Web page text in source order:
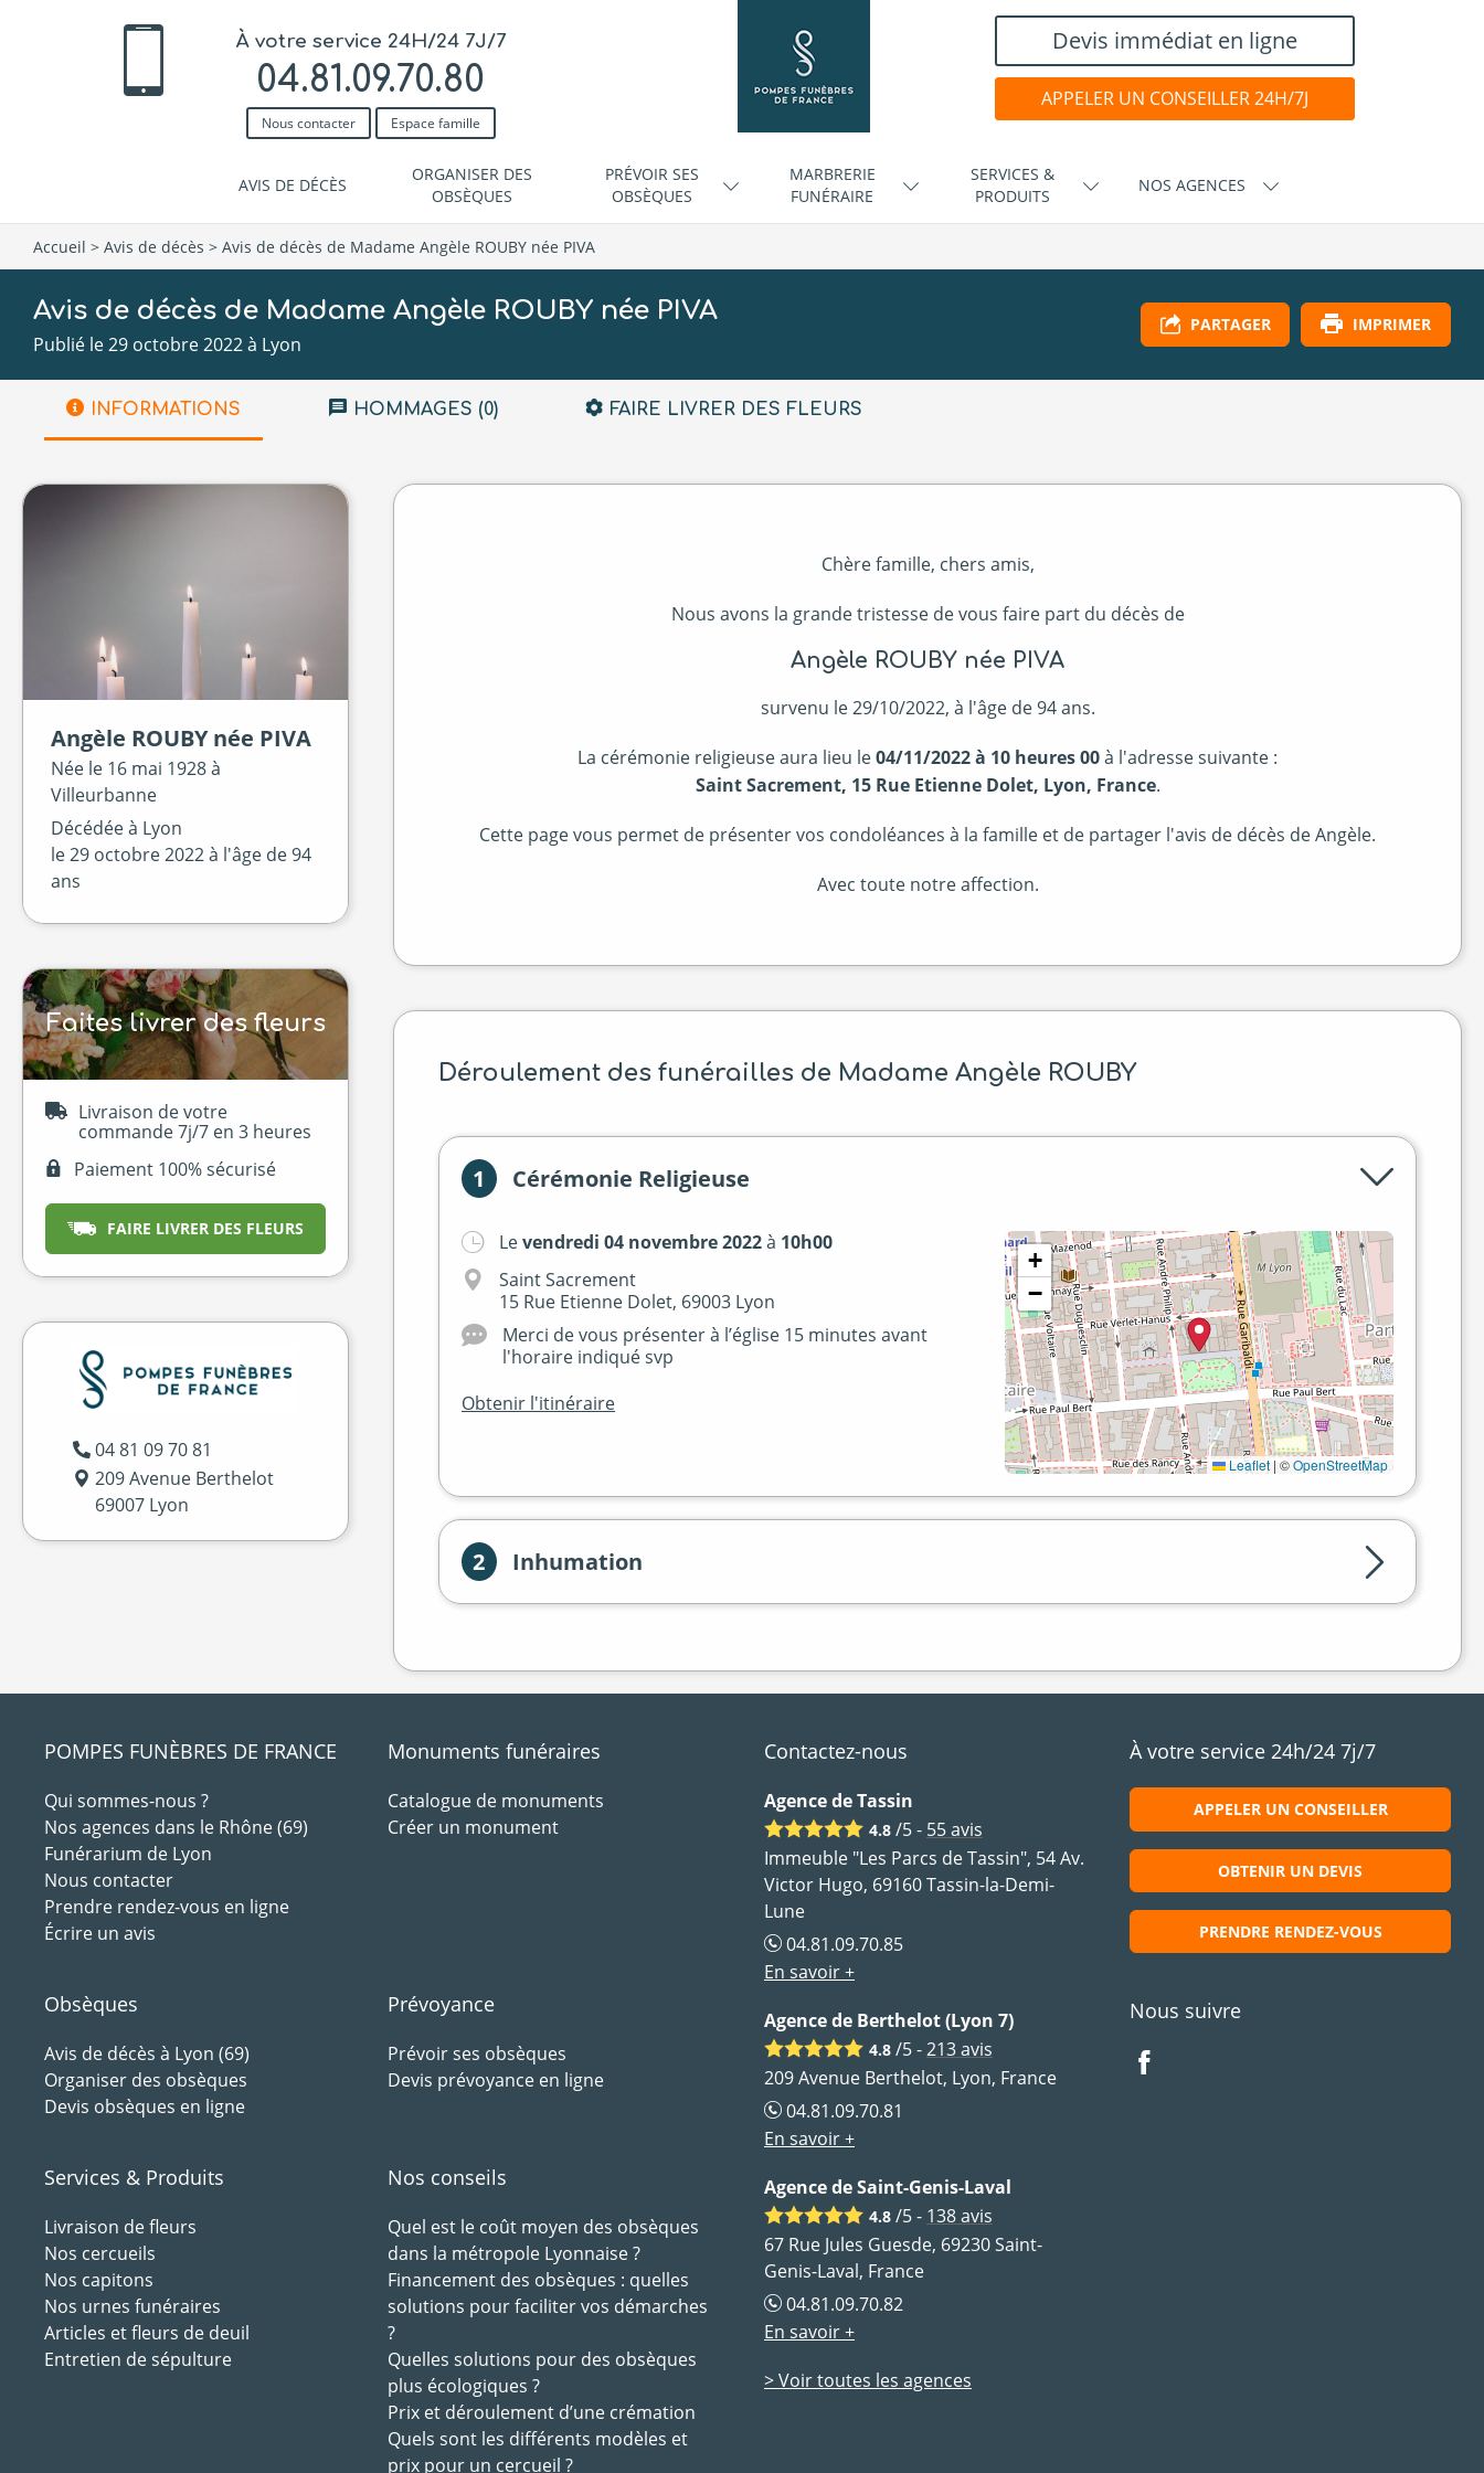
À votre service 24H/24 7J/7
04.81.09.70.80
Nous contacter Espace famille
Devis immédiat en ligne
APPELER UN CONSEILLER 24H/7J
AVIS DE DÉCÈS
ORGANISER DES
OBSÈQUES
PRÉVOIR SES
OBSÈQUES
MARBRERIE
FUNÉRAIRE
SERVICES &
PRODUITS
NOS AGENCES
Accueil > Avis de décès > Avis de décès de Madame Angèle ROUBY née PIVA
Avis de décès de Madame Angèle ROUBY née PIVA
Publié le 29 octobre 2022 à Lyon
PARTAGER IMPRIMER
INFORMATIONS HOMMAGES (0) FAIRE LIVRER DES FLEURS
Angèle ROUBYnée PIVA
Née le 16 mai 1928 à
Villeurbanne
Décédée à Lyon
le29 octobre 2022à l'âge de 94
ans
Faites livrer des fleurs
Livraison de votre
commande 7j/7 en 3 heures
Paiement 100% sécurisé
FAIRE LIVRER DES FLEURS
04 81 09 70 81
209 Avenue Berthelot
69007 Lyon
Chère famille, chers amis,
Nous avons la grande tristesse de vous faire part du décès de
Angèle ROUBY née PIVA
survenu le 29/10/2022, à l'âge de 94 ans.
La cérémonie religieuse aura lieu le04/11/2022 à 10 heures 00à l'adresse suivante :
Saint Sacrement, 15 Rue Etienne Dolet, Lyon, France.
Cette page vous permet de présenter vos condoléances à la famille et de partager l'avis de décès de Angèle.
Avec toute notre affection.
Déroulement des funérailles de Madame Angèle ROUBY
1 Cérémonie Religieuse
Levendredi 04 novembre 2022à 10h00
Saint Sacrement
15 Rue Etienne Dolet, 69003 Lyon
Merci de vous présenter à l’église 15 minutes avant
l'horaire indiqué svp
Obtenir l'itinéraire
+
−
Leaflet | ©OpenStreetMap
2 Inhumation
POMPES FUNÈBRES DE FRANCE
Qui sommes-nous ?
Nos agences dans le Rhône (69)
Funérarium de Lyon
Nous contacter
Prendre rendez-vous en ligne
Écrire un avis
Monuments funéraires
Catalogue de monuments
Créer un monument
Obsèques
Avis de décès à Lyon (69)
Organiser des obsèques
Devis obsèques en ligne
Prévoyance
Prévoir ses obsèques
Devis prévoyance en ligne
Services & Produits
Livraison de fleurs
Nos cercueils
Nos capitons
Nos urnes funéraires
Articles et fleurs de deuil
Entretien de sépulture
Nos conseils
Quel est le coût moyen des obsèques
dans la métropole Lyonnaise ?
Financement des obsèques : quelles
solutions pour faciliter vos démarches
?
Quelles solutions pour des obsèques
plus écologiques ?
Prix et déroulement d’une crémation
Quels sont les différents modèles et
prix pour un cercueil ?
Contactez-nous
Agence de Tassin
4.8 /5 - 55avis
Immeuble "Les Parcs de Tassin", 54 Av.
Victor Hugo, 69160 Tassin-la-Demi-
Lune
04.81.09.70.85
En savoir +
Agence de Berthelot (Lyon 7)
4.8 /5 -213avis
209 Avenue Berthelot, Lyon, France
04.81.09.70.81
En savoir +
Agence de Saint-Genis-Laval
4.8 /5 - 138avis
67 Rue Jules Guesde, 69230 Saint-
Genis-Laval, France
04.81.09.70.82
En savoir +
> Voir toutes les agences
À votre service 24h/24 7j/7
APPELER UN CONSEILLER
OBTENIR UN DEVIS
PRENDRE RENDEZ-VOUS
Nous suivre